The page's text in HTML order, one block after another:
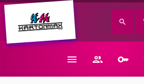
Zabudnuté heslo?
E-mail